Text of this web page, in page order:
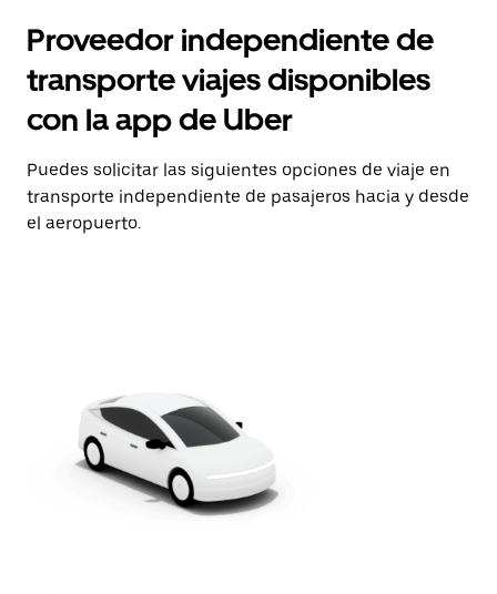
Proveedor independiente de
transporte viajes disponibles
con la app de Uber
Puedes solicitar las siguientes opciones de viaje en
transporte independiente de pasajeros hacia y desde
el aeropuerto.